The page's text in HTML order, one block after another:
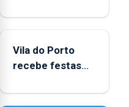
Biblioteca de Vila
Vila do Porto
recebe festas
Nossa Senhora